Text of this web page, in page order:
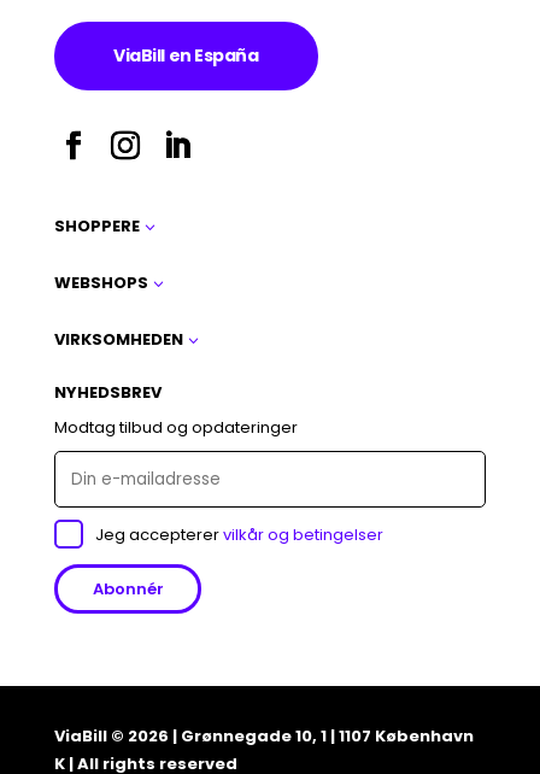
ViaBill en España
SHOPPERE3
WEBSHOPS 3
VIRKSOMHEDEN3
NYHEDSBREV
Modtag tilbud og opdateringer
Jeg accepterervilkår og betingelser
ViaBill © 2026 | Grønnegade 10, 1 | 1107 København
K | All rights reserved